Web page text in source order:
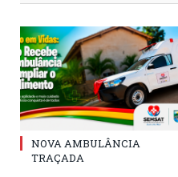
NOVA AMBULÂNCIA
TRAÇADA